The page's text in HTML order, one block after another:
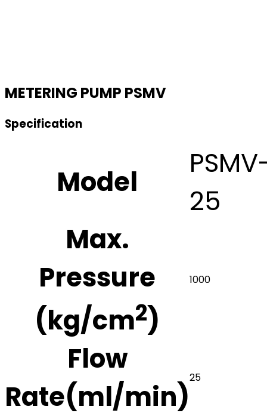
METERING PUMP PSMV
Specification
Model
25
Max.
Pressure
(kg/cm2)
1000
Flow
Rate(ml/min)
25